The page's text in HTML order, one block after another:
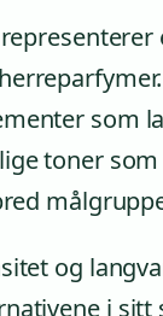
som
toner
og
i sitt